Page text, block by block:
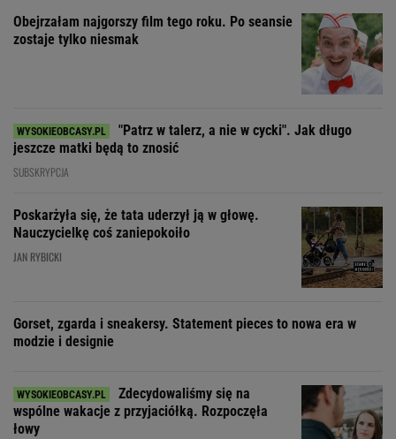
Obejrzałam najgorszy film tego roku. Po seansie
zostaje tylko niesmak
"Patrz w talerz, a nie w cycki". Jak długo
jeszcze matki będą to znosić
SUBSKRYPCJA
Poskarżyła się, że tata uderzył ją w głowę.
Nauczycielkę coś zaniepokoiło
JAN RYBICKI
Gorset, zgarda i sneakersy. Statement pieces to nowa era w
modzie i designie
Zdecydowaliśmy się na
wspólne wakacje z przyjaciółką. Rozpoczęła
łowy